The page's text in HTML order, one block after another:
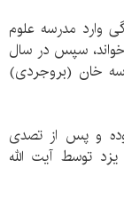
به مکتب رفت و در ۱۲ سالگی وارد مدرسه علوم
سپس در سال
خان (بروجردی)
و پس از تصدی
توسط آیت الله